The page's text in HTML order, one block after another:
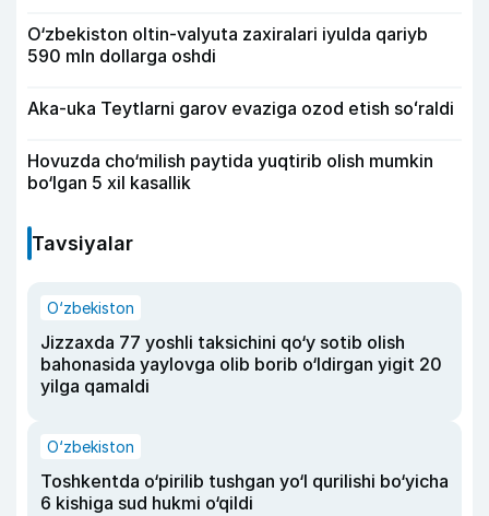
O‘zbekiston oltin-valyuta zaxiralari iyulda qariyb
590 mln dollarga oshdi
Aka-uka Teytlarni garov evaziga ozod etish soʻraldi
Hovuzda cho‘milish paytida yuqtirib olish mumkin
bo‘lgan 5 xil kasallik
Tavsiyalar
O‘zbekiston
Jizzaxda 77 yoshli taksichini qo‘y sotib olish
bahonasida yaylovga olib borib o‘ldirgan yigit 20
yilga qamaldi
O‘zbekiston
Toshkentda o‘pirilib tushgan yo‘l qurilishi bo‘yicha
6 kishiga sud hukmi o‘qildi